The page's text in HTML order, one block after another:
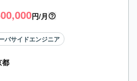
円/月
バサイドエンジニア
都